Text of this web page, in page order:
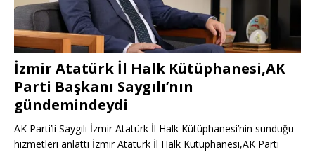
İzmir Atatürk İl Halk Kütüphanesi,AK
Parti Başkanı Saygılı’nın
gündemindeydi
AK Parti’li Saygılı İzmir Atatürk İl Halk Kütüphanesi’nin sunduğu
hizmetleri anlattı İzmir Atatürk İl Halk Kütüphanesi,AK Parti